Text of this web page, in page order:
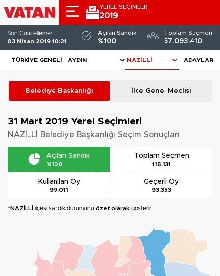
YEREL SEÇİMLER
2019
Son Güncelleme:
03 Nisan 2019 10:21
Açılan Sandık
%100
Toplam Seçmen
57.093.410
TÜRKIYE GENELI ADAYLAR
Belediye Başkanlığı İlçe Genel Meclisi
31 Mart 2019 Yerel Seçimleri
NAZİLLİ Belediye Başkanlığı Seçim Sonuçları
Açılan Sandık
%100
Toplam Seçmen
115.131
Kullanılan Oy
99.011
Geçerli Oy
93.353
*NAZİLLİ ilçesi sandık durumunu özet olarak gösterir.